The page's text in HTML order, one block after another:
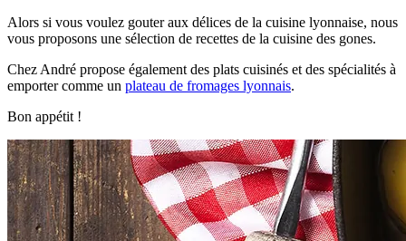
Alors si vous voulez gouter aux délices de la cuisine lyonnaise, nous
vous proposons une sélection de recettes de la cuisine des gones.
Chez André propose également des plats cuisinés et des spécialités à
emporter comme un plateau de fromages lyonnais.
Bon appétit !